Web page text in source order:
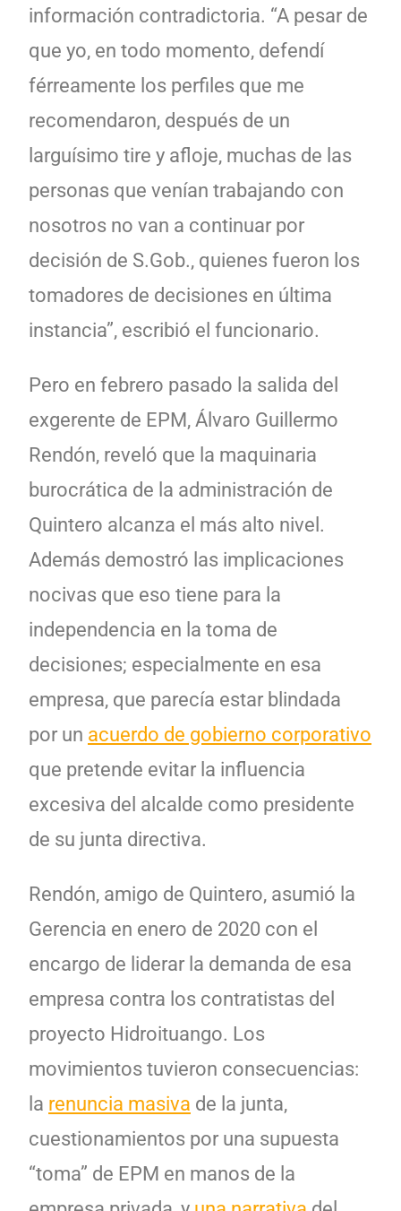
información contradictoria. “A pesar de
que yo, en todo momento, defendí
férreamente los perfiles que me
recomendaron, después de un
larguísimo tire y afloje, muchas de las
personas que venían trabajando con
nosotros no van a continuar por
decisión de S.Gob., quienes fueron los
tomadores de decisiones en última
instancia”, escribió el funcionario.
Pero en febrero pasado la salida del
exgerente de EPM, Álvaro Guillermo
Rendón, reveló que la maquinaria
burocrática de la administración de
Quintero alcanza el más alto nivel.
Además demostró las implicaciones
nocivas que eso tiene para la
independencia en la toma de
decisiones; especialmente en esa
empresa, que parecía estar blindada
por un acuerdo de gobierno corporativo
que pretende evitar la influencia
excesiva del alcalde como presidente
de su junta directiva.
Rendón, amigo de Quintero, asumió la
Gerencia en enero de 2020 con el
encargo de liderar la demanda de esa
empresa contra los contratistas del
proyecto Hidroituango. Los
movimientos tuvieron consecuencias:
la renuncia masiva de la junta,
cuestionamientos por una supuesta
“toma” de EPM en manos de la